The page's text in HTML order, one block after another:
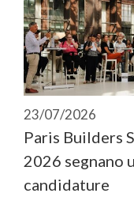
23/07/2026
Paris Builders
2026 segnano
candidature